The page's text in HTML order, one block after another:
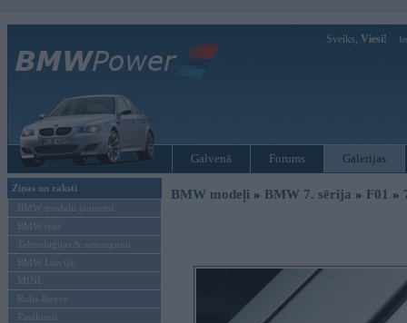
Sveiks, Viesi!
Galvenā Forums Galerijas
Ziņas un raksti
BMW modeļu jaunumi
BMW testi
Tehnoloģijas & sasniegumi
BMW Latvijā
MINI
Rolls-Royce
Pasākumi
BMW modeļi » BMW 7. sērija » F01 »